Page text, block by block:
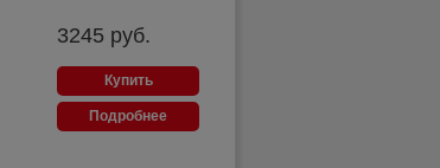
3245 руб.
Купить
Подробнее